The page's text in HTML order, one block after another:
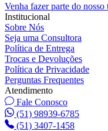
Venha fazer parte do
Institucional
Sobre Nós
Seja uma Consultora
Política de Entrega
Trocas e Devoluções
Política de Privacidade
Perguntas Frequentes
Atendimento
Fale Conosco
(51) 98939-6785
(51) 3407-1458